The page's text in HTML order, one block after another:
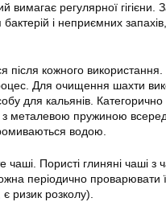
вимагає регулярної
і неприємних
після кожного
Для очищення шахти
для кальянів.
з металевою пружиною
водою.
чаші. Пористі глиняні чаші
періодично проварювати
ризик розколу).